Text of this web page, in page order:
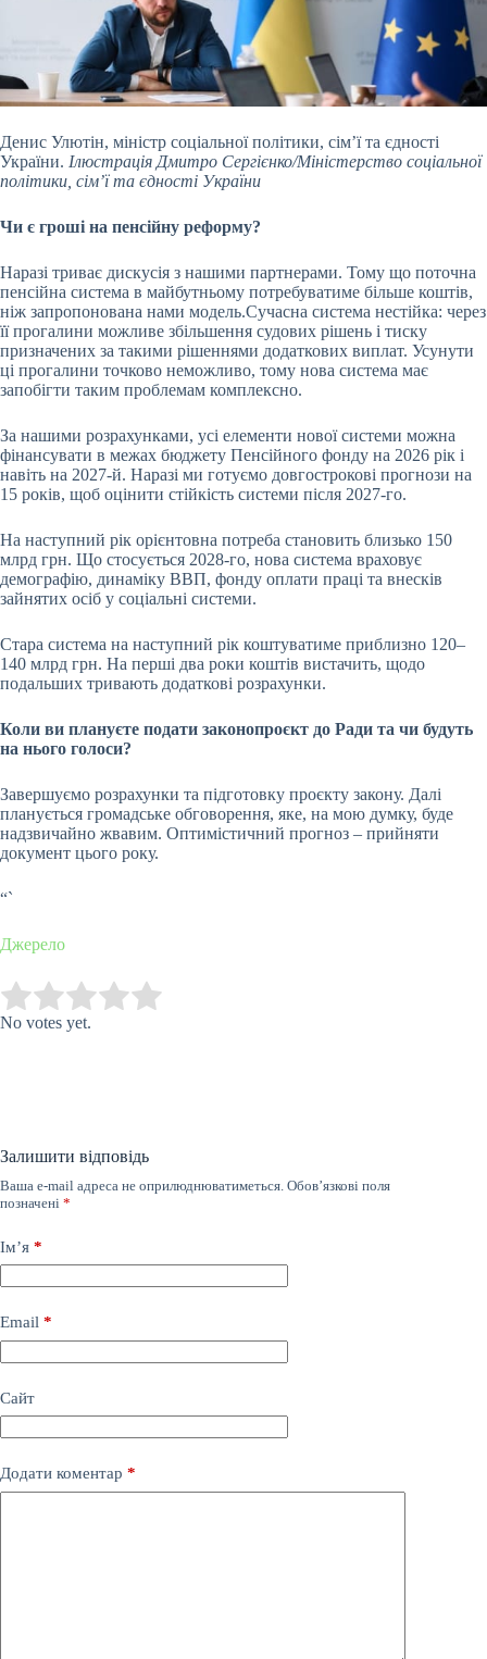
Денис Улютін, міністр соціальної політики, сім’ї та єдності
України. Ілюстрація Дмитро Сергієнко/Міністерство соціальної
політики, сім’ї та єдності України
Чи є гроші на пенсійну реформу?
Наразі триває дискусія з нашими партнерами. Тому що поточна
пенсійна система в майбутньому потребуватиме більше коштів,
ніж запропонована нами модель.Сучасна система нестійка: через
її прогалини можливе збільшення судових рішень і тиску
призначених за такими рішеннями додаткових виплат. Усунути
ці прогалини точково неможливо, тому нова система має
запобігти таким проблемам комплексно.
За нашими розрахунками, усі елементи нової системи можна
фінансувати в межах бюджету Пенсійного фонду на 2026 рік і
навіть на 2027-й. Наразі ми готуємо довгострокові прогнози на
15 років, щоб оцінити стійкість системи після 2027-го.
На наступний рік орієнтовна потреба становить близько 150
млрд грн. Що стосується 2028-го, нова система враховує
демографію, динаміку ВВП, фонду оплати праці та внесків
зайнятих осіб у соціальні системи.
Стара система на наступний рік коштуватиме приблизно 120–
140 млрд грн. На перші два роки коштів вистачить, щодо
подальших тривають додаткові розрахунки.
Коли ви плануєте подати законопроєкт до Ради та чи будуть
на нього голоси?
Завершуємо розрахунки та підготовку проєкту закону. Далі
планується громадське обговорення, яке, на мою думку, буде
надзвичайно жвавим. Оптимістичний прогноз – прийняти
документ цього року.
“`
Джерело
Rate this item:
No votes yet.
Залишити відповідь
Ваша e-mail адреса не оприлюднюватиметься. Обов’язкові поля
позначені *
Ім’я *
Email *
Сайт
Додати коментар *